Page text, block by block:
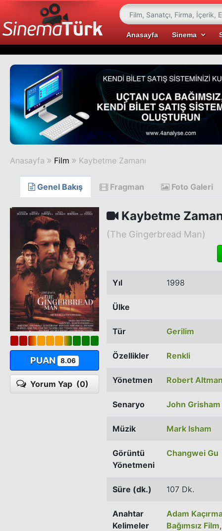
Anasayfa Sinema
Anasayfa Film Kaybetme Zamanı
Genel Bakış Fragman Foto Galeri
PUAN 8.06
Yorum Yap (0)
Kaybetme
(The Gingerbread Man)
Yıl 1998
Ülke
Tür Gerilim
Özellikler Renkli
Yönetmen Robert
Senaryo John Grisham
Müzik Mark Isham
Görüntü
Yönetmeni
Changwei Gu
Süre (dk.) 107 Dk.
Anahtar
Kelimeler
Adam
Bağımsız Film